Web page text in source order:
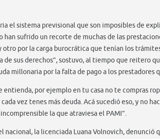
el sistema previsional que son imposibles de
han sufrido un recorte de muchas de las
por la carga burocrática que tenían los
sus derechos”, sostuvo, al tiempo que reitero
millonaria por la falta de pago a los prestadores
entienda, por ejemplo en tu casa no te compras
vez tenes más deuda. Acá sucedió eso, y no
la que atraviesa el PAMI”.
nacional, la licenciada Luana Volnovich, denunció